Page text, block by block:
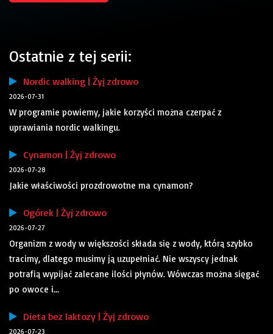
Ostatnie z tej serii:
Nordic walking | Żyj zdrowo
2026-07-31
W programie powiemy, jakie korzyści można czerpać z
uprawiania nordic walkingu.
Cynamon | Żyj zdrowo
2026-07-28
Jakie właściwości prozdrowotne ma cynamon?
Ogórek | Żyj zdrowo
2026-07-27
Organizm z wody w większości składa się z wody, którą szybko
tracimy, dlatego musimy ją uzupełniać. Nie wszyscy jednak
potrafią wypijać zalecane ilości płynów. Wówczas można sięgać
po owoce i...
Dieta bez laktozy | Żyj zdrowo
2026-07-23